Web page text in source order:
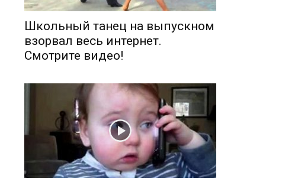
Школьный танец на выпускном
взорвал весь интернет.
Смотрите видео!